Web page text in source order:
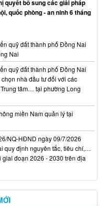
quyết bổ sung các giải pháp
quốc phòng - an ninh 6 tháng
quỹ đất thành phố Đồng Nai
Nai
quỹ đất thành phố Đồng Nai
nhà đầu tư đối với các
tâm… tại phường Long
miền Nam quản lý tại
NQ-HĐND ngày 09/7/2026
quy định nguyên tắc, tiêu chí,…
đoạn 2026 - 2030 trên địa